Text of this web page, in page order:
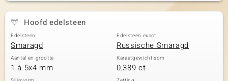
Hoofd edelsteen
Edelsteen
Smaragd
Edelsteen exact
Russische Smaragd
Aantal en grootte
1 à 5x4 mm
Karaatgewicht som
0,389 ct